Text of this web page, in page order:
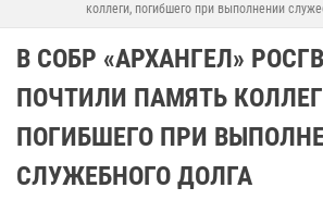
коллеги, погибшего при выполнении
В СОБР «АРХАНГЕЛ»
ПОЧТИЛИ ПАМЯТЬ
ПОГИБШЕГО ПРИ
СЛУЖЕБНОГО ДОЛГА